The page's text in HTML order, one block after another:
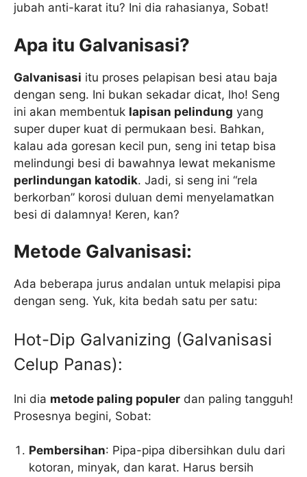
jubah anti-karat itu? Ini dia rahasianya, Sobat!
Apa itu Galvanisasi?
Galvanisasi itu proses pelapisan besi atau baja
dengan seng. Ini bukan sekadar dicat, lho! Seng
ini akan membentuk lapisan pelindung yang
super duper kuat di permukaan besi. Bahkan,
kalau ada goresan kecil pun, seng ini tetap bisa
melindungi besi di bawahnya lewat mekanisme
perlindungan katodik. Jadi, si seng ini “rela
berkorban” korosi duluan demi menyelamatkan
besi di dalamnya! Keren, kan?
Metode Galvanisasi:
Ada beberapa jurus andalan untuk melapisi pipa
dengan seng. Yuk, kita bedah satu per satu:
Hot-Dip Galvanizing (Galvanisasi
Celup Panas):
Ini dia metode paling populer dan paling tangguh!
Prosesnya begini, Sobat:
Pembersihan: Pipa-pipa dibersihkan dulu dari
kotoran, minyak, dan karat. Harus bersih